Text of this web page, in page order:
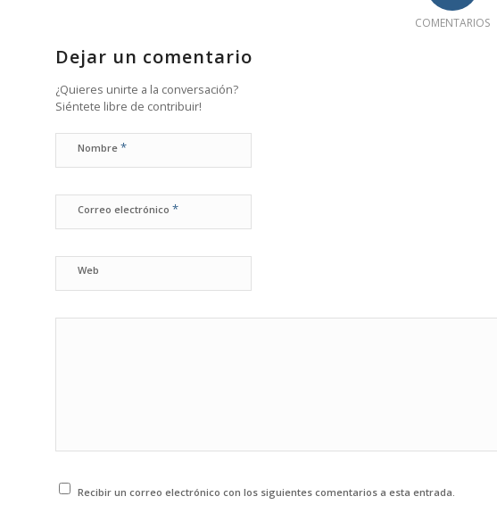
COMENTARIOS
Dejar un comentario
¿Quieres unirte a la conversación?
Siéntete libre de contribuir!
Nombre *
Correo electrónico *
Web
Recibir un correo electrónico con los siguientes comentarios a esta entrada.